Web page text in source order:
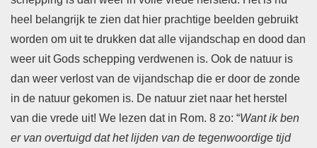
heel belangrijk te zien dat hier prachtige beelden gebruikt
worden om uit te drukken dat alle vijandschap en dood dan
weer uit Gods schepping verdwenen is. Ook de natuur is
dan weer verlost van de vijandschap die er door de zonde
in de natuur gekomen is. De natuur ziet naar het herstel
van die vrede uit! We lezen dat in Rom. 8 zo: “Want ik ben
er van overtuigd dat het lijden van de tegenwoordige tijd